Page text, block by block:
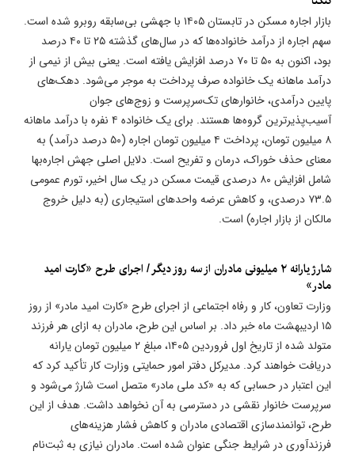
بازار اجاره مسکن در تابستان ۱۴۰۵ با جهشی بی‌سابقه روبرو شده است.
سهم اجاره از درآمد خانواده‌ها که در سال‌های گذشته ۲۵ تا ۴۰ درصد
بود، اکنون به ۵۰ تا ۷۰ درصد افزایش یافته است. یعنی بیش از نیمی از
درآمد ماهانه یک خانواده صرف پرداخت به موجر می‌شود. دهک‌های
پایین درآمدی، خانوارهای تک‌سرپرست و زوج‌های جوان
آسیب‌پذیرترین گروه‌ها هستند. برای یک خانواده ۴ نفره با درآمد ماهانه
۸ میلیون تومان، پرداخت ۴ میلیون تومان اجاره (۵۰ درصد درآمد) به
معنای حذف خوراک، درمان و تفریح است. دلایل اصلی جهش اجاره‌بها
شامل افزایش ۸۰ درصدی قیمت مسکن در یک سال اخیر، تورم عمومی
۷۳.۵ درصدی، و کاهش عرضه واحدهای استیجاری (به دلیل خروج
مالکان از بازار اجاره) است.
​شارژ یارانه ۲ میلیونی مادران از سه روز دیگر / اجرای طرح «کارت امید
مادر»
وزارت تعاون، کار و رفاه اجتماعی از اجرای طرح «کارت امید مادر» از روز
۱۵ اردیبهشت ماه خبر داد. بر اساس این طرح، مادران به ازای هر فرزند
متولد شده از تاریخ اول فروردین ۱۴۰۵، مبلغ ۲ میلیون تومان یارانه
دریافت خواهند کرد. مدیرکل دفتر امور حمایتی وزارت کار تأکید کرد که
این اعتبار در حسابی که به «کد ملی مادر» متصل است شارژ می‌شود و
سرپرست خانوار نقشی در دسترسی به آن نخواهد داشت. هدف از این
طرح، توانمندسازی اقتصادی مادران و کاهش فشار هزینه‌های
فرزندآوری در شرایط جنگی عنوان شده است. مادران نیازی به ثبت‌نام